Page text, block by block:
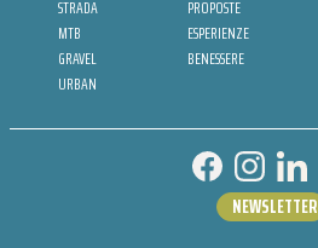
STRADA
MTB
GRAVEL
URBAN
PROPOSTE
ESPERIENZE
BENESSERE
NEWSLETTER